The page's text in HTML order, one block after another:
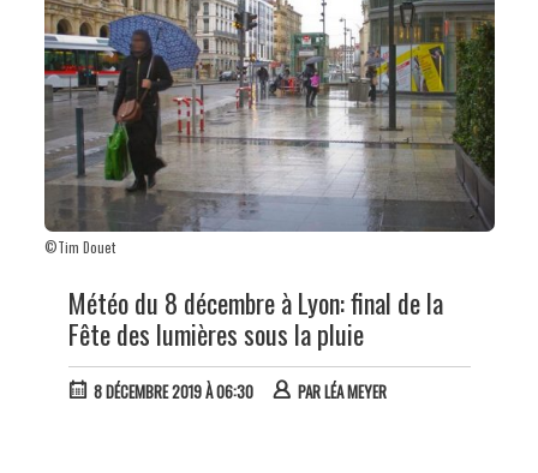
©Tim Douet
Météo du 8 décembre à Lyon: final de la
Fête des lumières sous la pluie
8 DÉCEMBRE 2019 À 06:30 PARLÉA MEYER